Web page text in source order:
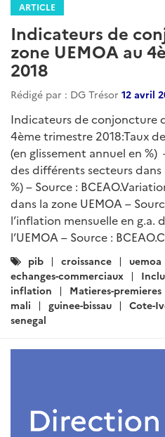
ARTICLE
Indicateurs de
zone UEMOA au
2018
Rédigé par : DG Trésor 12 avril
Indicateurs de conjoncture
4ème trimestre 2018:Taux
(en glissement annuel en %)
des différents secteurs dans
%) – Source :
dans la zone UEMOA –
l’inflation mensuelle en g.a.
l’UEMOA – Source :
Catégories
:
pib croissance
uemoa
echanges-commerciaux
inflation
Matieres-premieres
mali
guinee-bissau Cote-
senegal